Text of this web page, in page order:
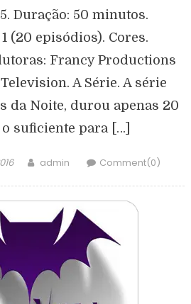
Duração: 50 minutos.
(20 episódios). Cores.
Francy Productions
A Série. A série
da Noite, durou apenas 20
suficiente para […]
admin Comment(0)